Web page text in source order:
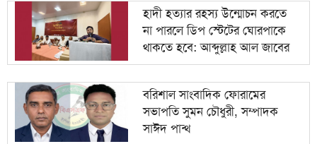
হাদী হত্যার রহস্য উন্মোচন করতে
না পারলে ডিপ স্টেটের ঘোরপাকে
থাকতে হবে: আব্দুল্লাহ আল জাবের
বরিশাল সাংবাদিক ফোরামের
সভাপতি সুমন চৌধুরী, সম্পাদক
সাঈদ পান্থ